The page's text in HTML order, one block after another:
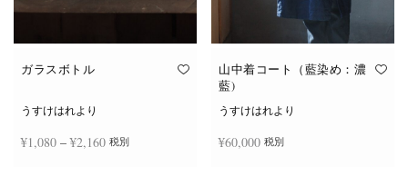
ガラスボトル
うすけはれより
¥1,080 – ¥2,160価格
税別
山中着コート（藍染め：濃
藍)
うすけはれより
¥60,000 税別